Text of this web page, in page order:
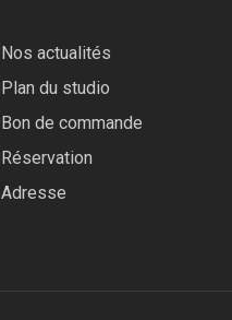
Nos actualités
Plan du studio
Bon de commande
Réservation
Adresse